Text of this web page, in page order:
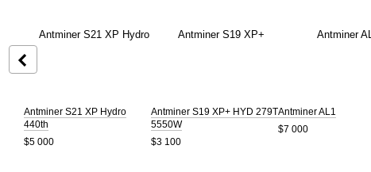
Antminer S21 XP Hydro
440th
$5 000
Antminer S19 XP+ HYD 279T
5550W
$3 100
Antminer AL1
$7 000